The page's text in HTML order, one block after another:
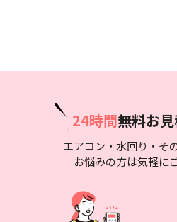
24時間無料お
エアコン・水回り・そ
お悩みの方は気軽に